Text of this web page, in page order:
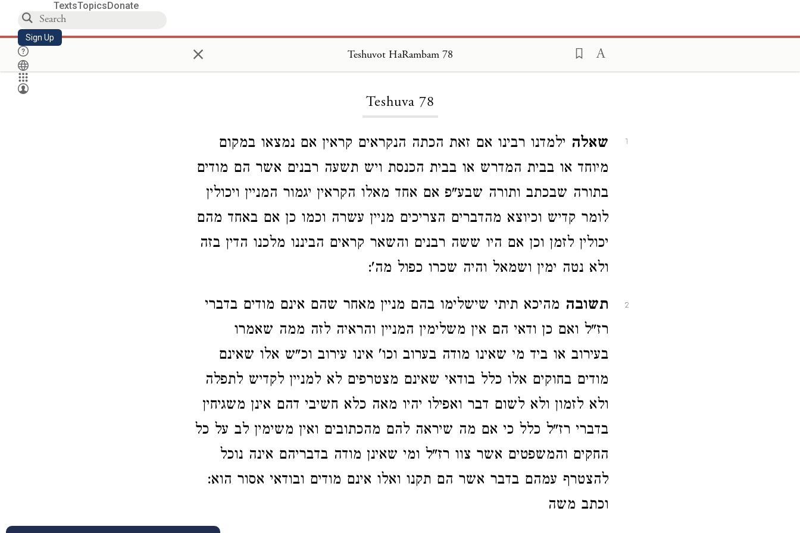
TextsTopicsDonate
Sign Up × Teshuvot HaRambam 78
Teshuva 78
1 שאלה ילמדנו רבינו אם זאת הכתה הנקראים קראין אם נמצאו במקום
מיוחד או בבית המדרש או בבית הכנסת ויש תשעה רבנים אשר הם מודים
בתורה שבכתב ותורה שבע"פ אם אחד מאלו הקראין יגמור המניין ויכולין
לומר קדיש וכיוצא מהדברים הצריכים מניין עשרה וכמו כן אם באחד מהם
יכולין לזמן וכן אם היו ששה רבנים והשאר קראים הביננו מלכנו הדין בזה
ולא נטה ימין ושמאל והיה שכרו כפול מה':
2 תשובה מהיכא תיתי שישלימו בהם מניין מאחר שהם אינם מודים בדברי
רז"ל ואם כן ודאי הם אין משלימין המניין והראיה לזה ממה שאמרו
בעירוב או ביד מי שאינו מודה בערוב וכו' אינו עירוב וכ"ש אלו שאינם
מודים בחוקים אלו כלל בודאי שאינם מצטרפים לא למניין לקדיש לתפלה
ולא לזמון ולא לשום דבר ואפילו יהיו מאה כלא חשיבי דהם אינן משגיחין
בדברי רז"ל כלל כי אם מה שיראה להם מהכתובים ואין משימין לב על כל
החקים והמשפטים אשר צוו רז"ל ומי שאינן מודה בדבריהם אינה נוכל
להצטרף עמהם בדבר אשר הם תקנו ואלו אינם מודים ובודאי אסור הוא:
וכתב משה